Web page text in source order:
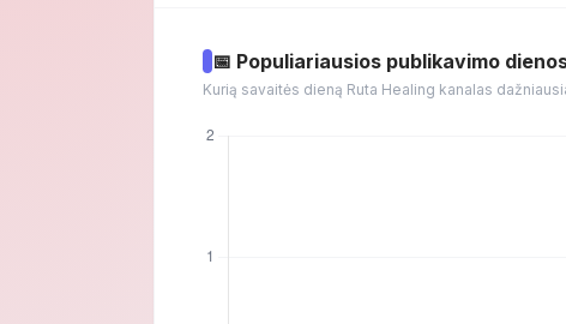
📅 Populiariausios publikavimo
Kurią savaitės dieną Ruta Healing kanalas